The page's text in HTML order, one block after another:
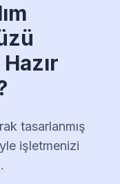
tasarlanmış
işletmenizi